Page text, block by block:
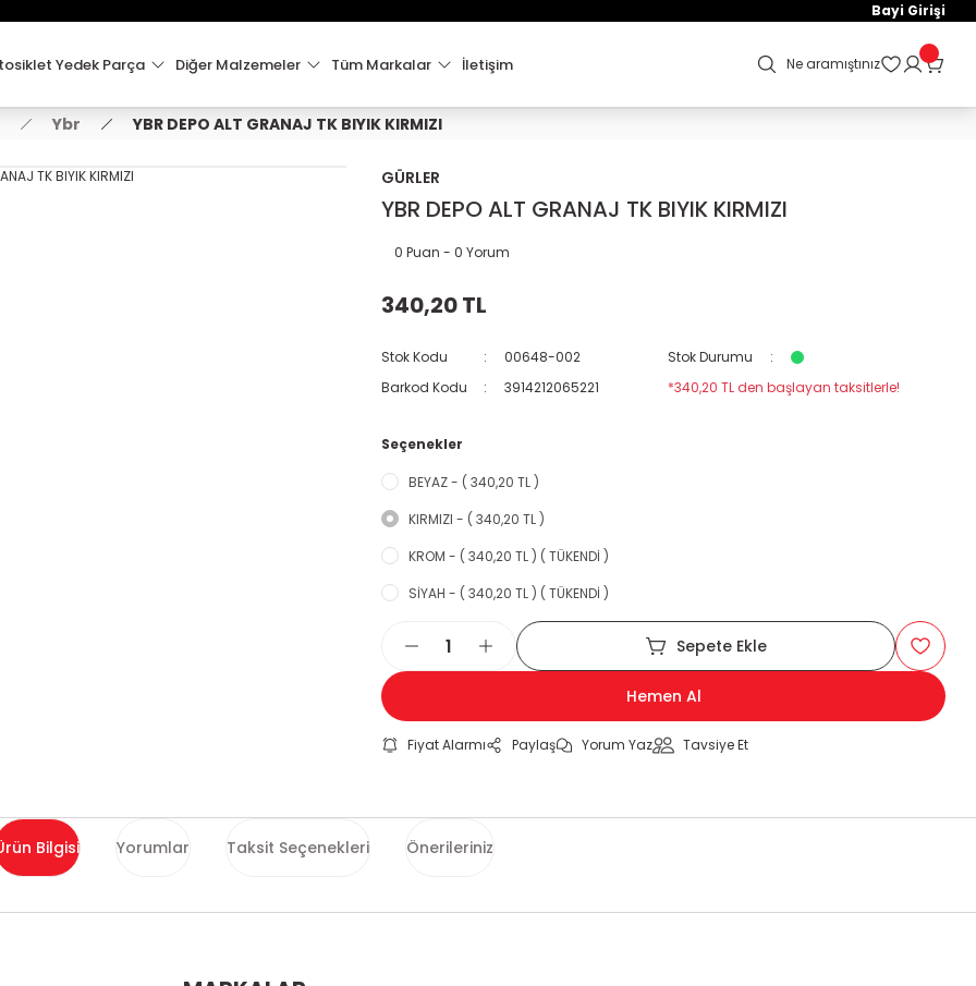
2000 TL VE ÜZERİ KARGO ÜCRETSİZ !
Bayi Girişi
Yedek Parça Diğer Malzemeler Tüm Markalar İletişim Ne aramıştınız
Ybr YBR DEPO ALT GRANAJ TK BIYIK KIRMIZI
GÜRLER
YBR DEPO ALT GRANAJ TK BIYIK KIRMIZI
0 Puan - 0 Yorum
340,20 TL
Stok Kodu 00648-002
Stok Durumu
Barkod Kodu
3914212065221 *340,20 TL den başlayan taksitlerle!
Seçenekler
BEYAZ - ( 340,20 TL )
KIRMIZI - ( 340,20 TL )
KROM - ( 340,20 TL ) ( TÜKENDİ )
SİYAH - ( 340,20 TL ) ( TÜKENDİ )
Sepete Ekle
Hemen Al
Fiyat Alarmı Paylaş Yorum Yaz Tavsiye Et
Bilgisi Yorumlar Taksit Seçenekleri Önerileriniz